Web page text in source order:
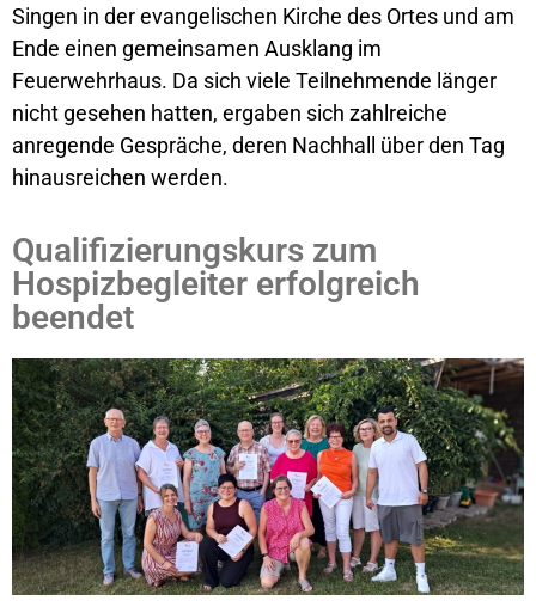
Singen in der evangelischen Kirche des Ortes und am
Ende einen gemeinsamen Ausklang im
Feuerwehrhaus. Da sich viele Teilnehmende länger
nicht gesehen hatten, ergaben sich zahlreiche
anregende Gespräche, deren Nachhall über den Tag
hinausreichen werden.
Qualifizierungskurs zum
Hospizbegleiter erfolgreich
beendet